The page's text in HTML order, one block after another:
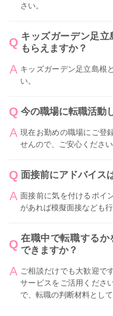
さい。
キッズガーデン足
もらえますか？
キッズガーデン足立島根
い。
今の職場に転職活動
現在お勤めの職場にご登
せんので、ご安心ください
面接前にアドバイス
面接前に気を付けるポイ
があれば模擬面接なども行
在職中で転職するか
できますか？
ご相談だけでも大歓迎で
サービスをご活用くださ
で、転職の判断材料として